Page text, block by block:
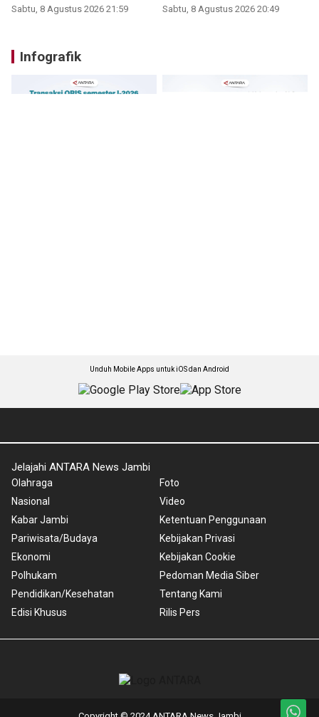
Sabtu, 8 Agustus 2026 21:59 Sabtu, 8 Agustus 2026 20:49
Infografik
Unduh Mobile Apps untuk iOS dan Android
Jelajahi ANTARA News Jambi
Olahraga
Nasional
Kabar Jambi
Pariwisata/Budaya
Ekonomi
Polhukam
Pendidikan/Kesehatan
Edisi Khusus
Foto
Video
Ketentuan Penggunaan
Kebijakan Privasi
Kebijakan Cookie
Pedoman Media Siber
Tentang Kami
Rilis Pers